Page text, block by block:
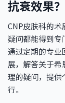
抗衰效果？
CNP皮肤科的
疑问都能得到专
通过定期的专业
展，解答关于
理的疑问，提供
行。